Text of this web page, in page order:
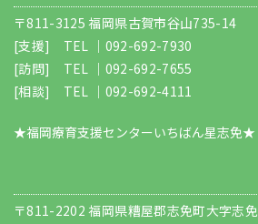
〒811-3125 福岡県古賀市谷山735-14
[支援] TEL ｜ 092-692-7930
[訪問] TEL ｜ 092-692-7655
[相談] TEL ｜ 092-692-4111
★福岡療育支援センターいちばん星志免★
〒811-2202 福岡県糟屋郡志免町大字志免